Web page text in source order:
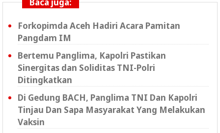
Forkopimda Aceh Hadiri Acara Pamitan
Pangdam IM
Bertemu Panglima, Kapolri Pastikan
Sinergitas dan Soliditas TNI-Polri
Ditingkatkan
Di Gedung BACH, Panglima TNI Dan Kapolri
Tinjau Dan Sapa Masyarakat Yang Melakukan
Vaksin